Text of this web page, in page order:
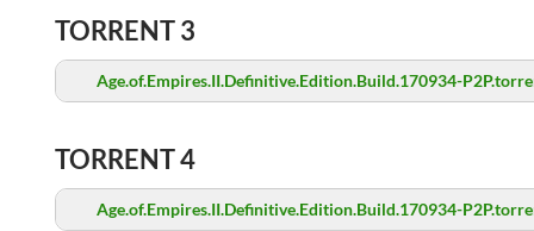
TORRENT 3
Age.of.Empires.II.Definitive.Edition.Build.170934-
TORRENT 4
Age.of.Empires.II.Definitive.Edition.Build.170934-